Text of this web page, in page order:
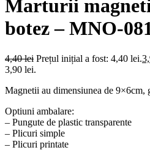
Marturii
botez – MNO-
4,40lei Prețul inițial a fost: 4,40 lei.
3,90 lei.
Magnetii au dimensiunea de 9×6cm,
Optiuni ambalare:
– Pungute de plastic transparente
– Plicuri simple
– Plicuri printate